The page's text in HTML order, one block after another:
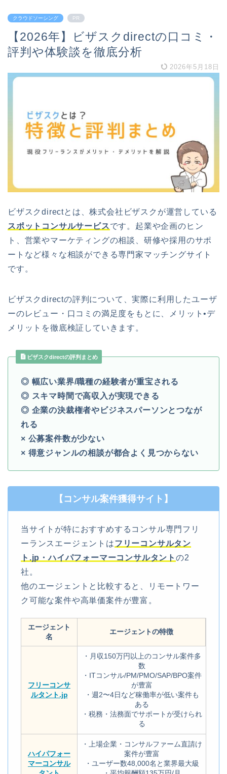
クラウドソーシング PR
【2026年】ビザスクdirectの口コミ・
評判や体験談を徹底分析
2026年5月18日
ビザスクdirectとは、株式会社ビザスクが運営している
スポットコンサルサービスです。起業や企画のヒン
ト、営業やマーケティングの相談、研修や採用のサポ
ートなど様々な相談ができる専門家マッチングサイト
です。
ビザスクdirectの評判について、実際に利用したユーザ
ーのレビュー・口コミの満足度をもとに、メリット•デ
メリットを徹底検証していきます。
ビザスクdirectの評判まとめ
◎ 幅広い業界/職種の経験者が重宝される
◎ スキマ時間で高収入が実現できる
◎ 企業の決裁権者やビジネスパーソンとつなが
れる
× 公募案件数が少ない
× 得意ジャンルの相談が都合よく見つからない
【コンサル案件獲得サイト】
当サイトが特におすすめするコンサル専門フリ
ーランスエージェントはフリーコンサルタン
ト.jp・ハイパフォーマーコンサルタントの2
社。
他のエージェントと比較すると、リモートワー
ク可能な案件や高単価案件が豊富。
エージェント
名
エージェントの特徴
フリーコンサ
ルタント.jp
・月収150万円以上のコンサル案件多
数
・ITコンサル/PM/PMO/SAP/BPO案件
が豊富
・週2〜4日など稼働率が低い案件も
ある
・税務・法務面でサポートが受けられ
る
ハイパフォー
マーコンサル
・上場企業・コンサルファーム直請け
案件が豊富
・ユーザー数48,000名と業界最大級